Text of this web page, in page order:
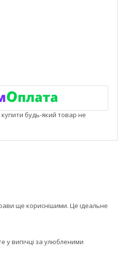
купити будь-який товар не
ще кориснішими. Це ідеальне
у випічці за улюбленими